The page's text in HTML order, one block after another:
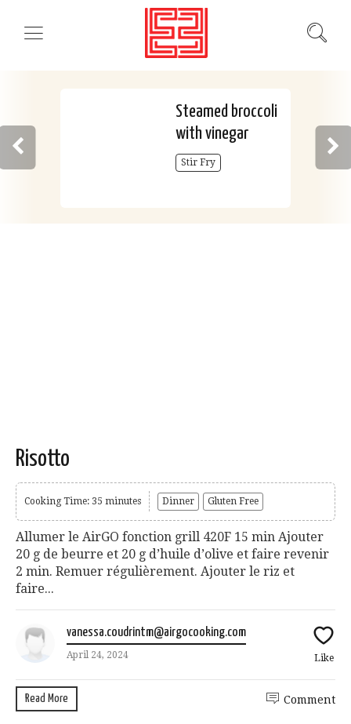
Steamed broccoli
with vinegar
Stir Fry
Risotto
Cooking Time: 35 minutes Dinner Gluten Free
Allumer le AirGO fonction grill 420F 15 min Ajouter
20 g de beurre et 20 g d’huile d’olive et faire revenir
2 min. Remuer régulièrement. Ajouter le riz et
faire...
vanessa.coudrintm@airgocooking.com
April 24, 2024 Like
Read More Comment